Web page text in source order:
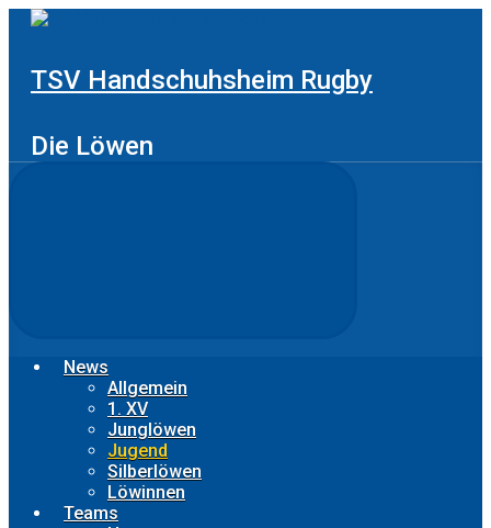
Zum
TSV Handschuhsheim Rugby
Die Löwen
News
Allgemein
1. XV
Junglöwen
Jugend
Silberlöwen
Löwinnen
Teams